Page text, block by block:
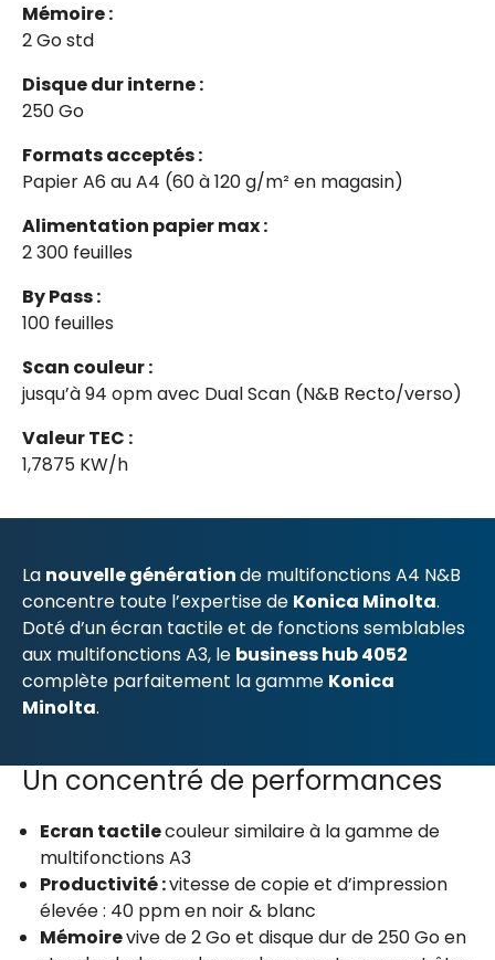
Mémoire :
2 Go std
Disque dur interne :
250 Go
Formats acceptés :
Papier A6 au A4 (60 à 120 g/m² en magasin)
Alimentation papier max :
2 300 feuilles
By Pass :
100 feuilles
Scan couleur :
jusqu’à 94 opm avec Dual Scan (N&B Recto/verso)
Valeur TEC :
1,7875 KW/h
La nouvelle générationde multifonctions A4 N&B
concentre toute l’expertise de Konica Minolta.
Doté d’un écran tactile et de fonctions semblables
aux multifonctions A3, le business hub 4052
complète parfaitement la gamme Konica
Minolta.
Un concentré de performances
Ecran tactilecouleur similaire à la gamme de
multifonctions A3
Productivité :vitesse de copie et d’impression
élevée : 40 ppm en noir & blanc
Mémoirevive de 2 Go et disque dur de 250 Go en